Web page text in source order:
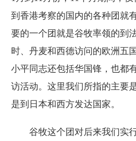
到香港考察的国内的各种团就
要的一个团就是谷牧率领的到
时、丹麦和西德访问的欧洲五
小平同志还包括华国锋，也都
访活动。这里我们所指的主要
是到日本和西方发达国家。
谷牧这个团对后来我们实行